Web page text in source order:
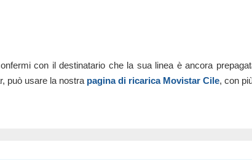
con il destinatario che la sua linea è ancora
può usare la nostra pagina di ricarica Movistar Cile, con